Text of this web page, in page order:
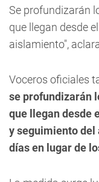
Se profundizarán
que llegan desde
aislamiento",
Voceros oficiales
se profundizarán
que llegan desde
y seguimiento
días en lugar de